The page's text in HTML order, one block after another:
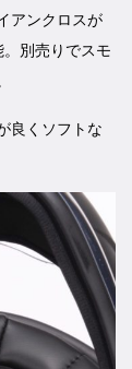
アンクロスが
別売りでスモ
良くソフトな